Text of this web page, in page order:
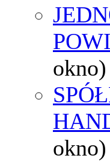
okno)
okno)